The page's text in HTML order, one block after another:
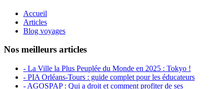
Accueil
Articles
Blog voyages
Nos meilleurs articles
- La Ville la Plus Peuplée du Monde en 2025 : Tokyo !
- PIA Orléans-Tours : guide complet pour les éducateurs
- AGOSPAP : Qui a droit et comment profiter de ses